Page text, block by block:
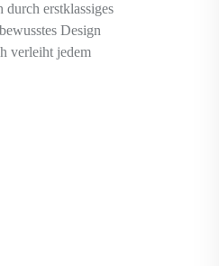
erstklassiges
Design
verleiht jedem